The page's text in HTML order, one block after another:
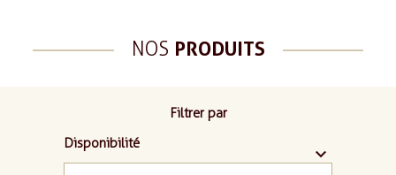
NOS PRODUITS
Filtrer par
Disponibilité
